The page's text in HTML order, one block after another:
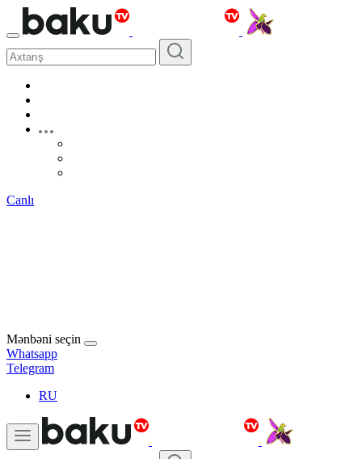
Canlı
Mənbəni seçin
Whatsapp
Telegram
RU